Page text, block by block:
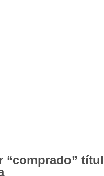
“comprado”